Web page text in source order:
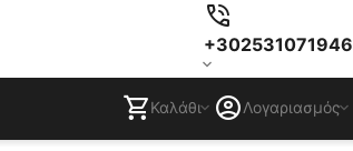
+302531071946
Καλάθι Λογαριασμός